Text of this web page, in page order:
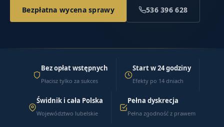
Bezpłatna wycena sprawy 536 396 628
Bez opłat wstępnych
Płacisz tylko za sukces
Start w 24 godziny
Efekty po 14 dniach
Świdnik i cała Polska
Województwo lubelskie
Pełna dyskrecja
Pełna zgodność z prawem